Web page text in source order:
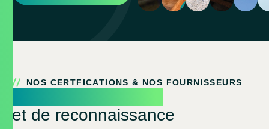
Devis En
NOS CERTFICATIONS & NOS FOURNISSEURS
et de reconnaissance